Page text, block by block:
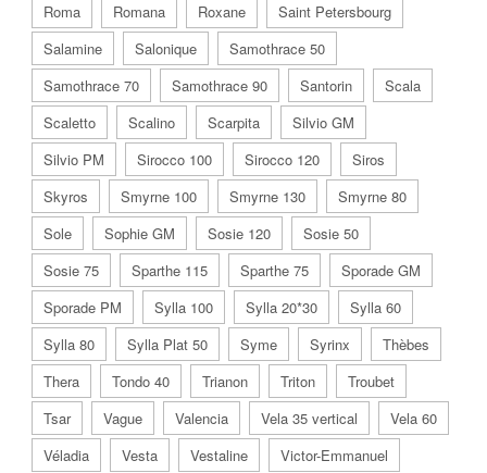
Roma
Romana Roxane
Saint Petersbourg
Salamine
Salonique
Samothrace 50
Samothrace 70
Samothrace 90 Santorin
Scala
Scaletto
Scalino Scarpita
Silvio GM
Silvio PM
Sirocco 100 Sirocco 120
Siros
Skyros
Smyrne 100 Smyrne 130
Smyrne 80
Sole
Sophie GM Sosie 120
Sosie 50
Sosie 75
Sparthe 115 Sparthe 75
Sporade GM
Sporade PM
Sylla 100 Sylla 20*30
Sylla 60
Sylla 80
Sylla Plat 50 Syme Syrinx
Thèbes
Thera
Tondo 40 Trianon Triton
Troubet
Tsar
Vague Valencia Vela 35 vertical
Vela 60
Véladia
Vesta Vestaline
Victor-Emmanuel